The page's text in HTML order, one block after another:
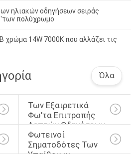
ηλιακών οδηγήσεων σειράς
πολύχρωμο
χρώμα 14W 7000K που αλλάζει τις
Όλα
Των Εξαιρετικά
Φω'τα Επιτροπής
Λεπτών Οδηγήσεων
Φωτεινοί
Σηματοδότες Των